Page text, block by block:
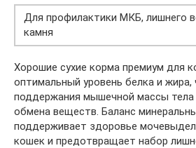
Для профилактики МКБ, лишнего
камня
Хорошие сухие корма премиум для
оптимальный уровень белка и
поддержания мышечной массы тела
обмена веществ. Баланс
поддерживает здоровье
кошек и предотвращает набор